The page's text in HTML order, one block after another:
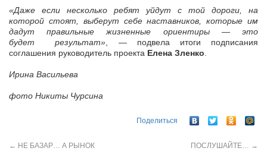
«Даже если несколько ребят уйдут с той дороги, на
которой стоят, выберут себе наставников, которые им
дадут правильные жизненные ориентиры — это
будет результат» , — подвела итоги подписания
соглашения руководитель проекта Елена Зленко
Ирина Васильева
фото Никиты Чурсина
Поделиться
← НЕ БАЗАР… А РЫНОК ПОСЛУШАЙТЕ… →